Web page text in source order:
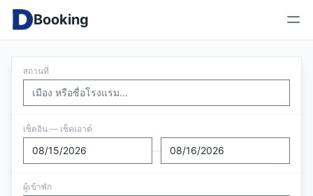
Booking
สถานที่
เช็คอิน — เช็คเอาต์
—
ผู้เข้าพัก